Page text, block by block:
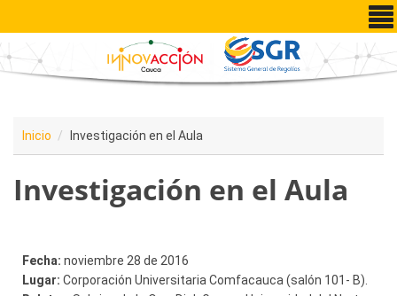
Pasar al contenido principal
Inicio Investigación en el Aula
Investigación en el Aula
Fecha: noviembre 28 de 2016
Lugar: Corporación Universitaria Comfacauca (salón 101- B).